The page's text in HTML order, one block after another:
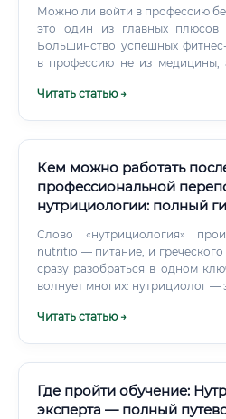
Можно ли войти в профессию
это один из главных плюсов
Большинство успешных
в профессию не из медицины,
нутрициологию Люди, изменившие собственное тело и
гибким графиком ⚠️ При этом важно: отсутствие
медицинского образования
ответственности. Специалист
границы своих
направлять клиента к врачу.
Читать статью →
Кем можно работать
профессиональной
нутрициологии: полный
Слово «нутрициология»
nutritio — питание, и
сразу разобраться в одном
волнует многих: нутрициолог —
Читать статью →
Где пройти обучение:
эксперта — полный